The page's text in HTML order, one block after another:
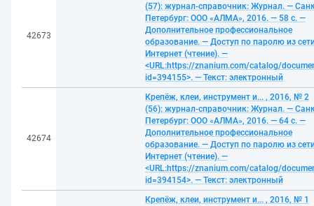
42673
(57): журнал-справочник: Журнал. —
Петербург: ООО «АЛМА», 2016. — 58 с. —
Дополнительное профессиональное
образование. — Доступ по паролю из
Интернет (чтение). —
<URL:https://znanium.com/catalog/
id=394155>. — Текст: электронный
42674
Крепёж, клеи, инструмент и... , 2016, № 2
(56): журнал-справочник: Журнал. —
Петербург: ООО «АЛМА», 2016. — 64 с. —
Дополнительное профессиональное
образование. — Доступ по паролю из
Интернет (чтение). —
<URL:https://znanium.com/catalog/
id=394154>. — Текст: электронный
Крепёж, клеи, инструмент и... , 2016, № 1